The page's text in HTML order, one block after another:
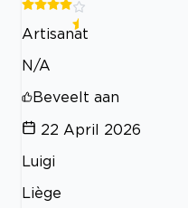
Artisanat
N/A
Beveelt aan
22 April 2026
Luigi
Liège